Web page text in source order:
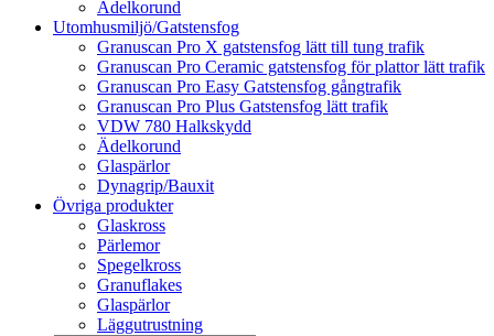
Ädelkorund
Utomhusmiljö/Gatstensfog
Granuscan Pro X gatstensfog lätt till tung trafik
Granuscan Pro Ceramic gatstensfog för plattor lätt trafik
Granuscan Pro Easy Gatstensfog gångtrafik
Granuscan Pro Plus Gatstensfog lätt trafik
VDW 780 Halkskydd
Ädelkorund
Glaspärlor
Dynagrip/Bauxit
Övriga produkter
Glaskross
Pärlemor
Spegelkross
Granuflakes
Glaspärlor
Läggutrustning